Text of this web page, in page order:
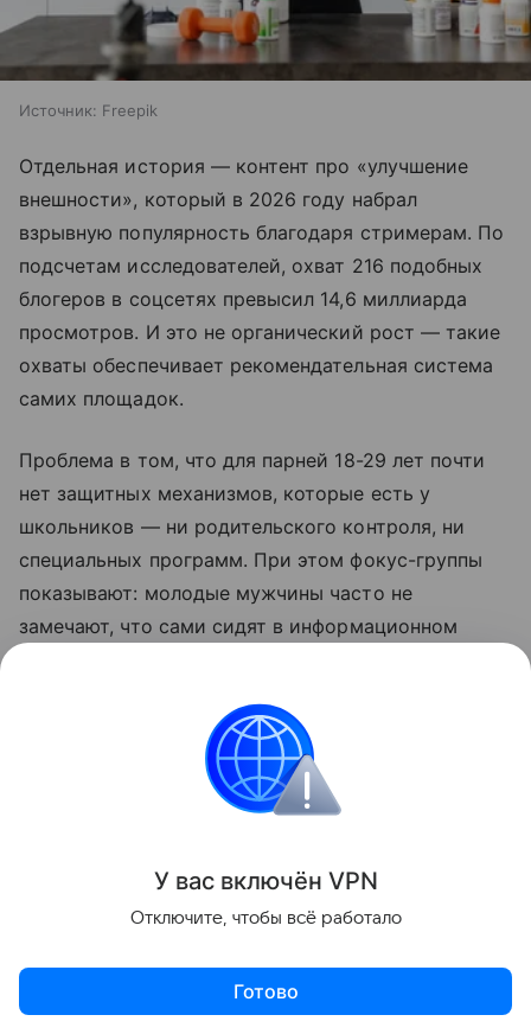
Источник: Freepik
Отдельная история — контент про «улучшение
внешности», который в 2026 году набрал
взрывную популярность благодаря стримерам. По
подсчетам исследователей, охват 216 подобных
блогеров в соцсетях превысил 14,6 миллиарда
просмотров. И это не органический рост — такие
охваты обеспечивает рекомендательная система
самих площадок.
Проблема в том, что для парней 18-29 лет почти
нет защитных механизмов, которые есть у
школьников — ни родительского контроля, ни
специальных программ. При этом фокус-группы
показывают: молодые мужчины часто не
замечают, что сами сидят в информационном
Также недавно писали, что ученые опровергли миф
о том, что люди не меняются. Подробности в
Психология
У вас включён VPN
Отключите, чтобы всё работало
Готово